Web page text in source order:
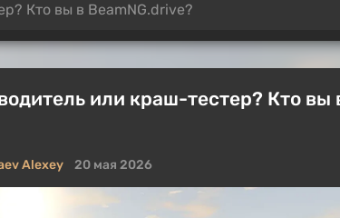
Кто вы в BeamNG.drive?
или краш-тестер? Кто вы
Alexey 20 мая 2026